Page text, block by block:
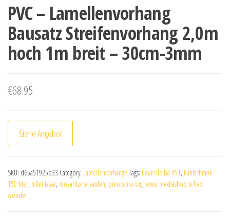
PVC – Lamellenvorhang
Bausatz Streifenvorhang 2,0m
hoch 1m breit – 30cm-3mm
€68.95
Siehe Angebot
SKU: d65a51925d33 Category: Lamellenvorhänge Tags: fleurelle ba 451, kühlschrank
150 liter, m&m tasse, mozarttorte kaufen, pinocchio vhs, www mediashop tv flexi
wonder